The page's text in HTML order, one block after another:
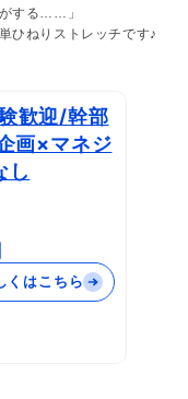
する……」
ひねりストレッチです♪
歓迎/幹部
画×マネジ
し
くはこちら